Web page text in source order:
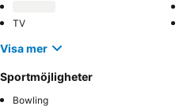
TV
Visa mer
Sportmöjligheter
Bowling